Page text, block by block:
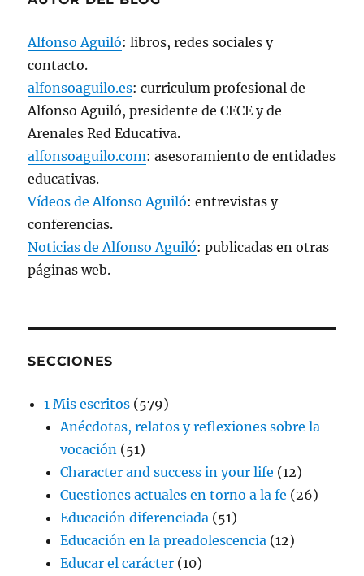
Alfonso Aguiló: libros, redes sociales y
contacto.
alfonsoaguilo.es: curriculum profesional de
Alfonso Aguiló, presidente de CECE y de
Arenales Red Educativa.
alfonsoaguilo.com: asesoramiento de entidades
educativas.
Vídeos de Alfonso Aguiló: entrevistas y
conferencias.
Noticias de Alfonso Aguiló: publicadas en otras
páginas web.
SECCIONES
1 Mis escritos (579)
Anécdotas, relatos y reflexiones sobre la
vocación (51)
Character and success in your life (12)
Cuestiones actuales en torno a la fe (26)
Educación diferenciada (51)
Educación en la preadolescencia (12)
Educar el carácter (10)